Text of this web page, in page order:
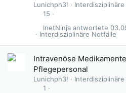
Lunichph3!
15
Interdisziplinäre Notfälle
InetNinja
Intravenöse
Pflegepersonal
Lunichph3!
1